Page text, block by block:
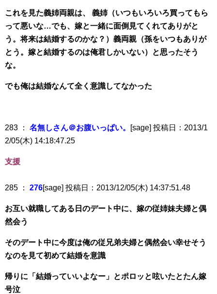
これを見た義姉両親は、
義姉（いつもいろいろ買ってもら
って悪いな…でも、嫁と一緒に面倒見てくれてありがと
う。将来は結婚するのかな？） 義両親（孫をいつもありが
とう。嫁と結婚するのは俺君しかいない）
と思ったそう
な。
でも俺は結婚なんて全く意識してなかった
283 ： 名無しさん＠お腹いっぱい。
[sage] 投稿日：2013/1
2/05(木) 14:18:47.25
支援
285 ： 276[sage] 投稿日：2013/12/05(木) 14:37:51.48
お互い就職してある日のデート中に、嫁の従姉妹夫婦と偶
然会う
そのデート中に今度は俺の従兄弟夫婦と偶然会い幸せそう
なのを見て初めて結婚を意識
帰りに「結婚っていいよなー」とポロッと呟いたとたん嫁
号泣